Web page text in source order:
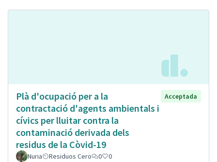
Plà d'ocupació per a la
contractació d'agents ambientals i
cívics per lluitar contra la
contaminació derivada dels
residus de la Còvid-19
Acceptada
Nuria Residuos Cero 0 0